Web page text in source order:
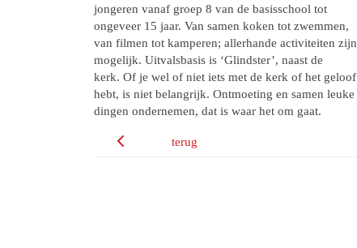
jongeren vanaf groep 8 van de basisschool tot
ongeveer 15 jaar. Van samen koken tot zwemmen,
van filmen tot kamperen; allerhande activiteiten zijn
mogelijk. Uitvalsbasis is ‘Glindster’, naast de
kerk. Of je wel of niet iets met de kerk of het geloof
hebt, is niet belangrijk. Ontmoeting en samen leuke
dingen ondernemen, dat is waar het om gaat.
terug